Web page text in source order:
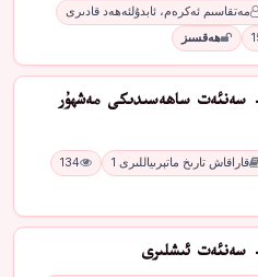
مەتقاسىم ئەكرەم، ئابدۇلئەھەد قادىرى
ھەقسىز
- سەنئەت ساھەسىدىكى مەشھۇر
قاراقاش تارىخ ماتېرىياللىرى 1
134
- سەنئەت ئىشلىرى